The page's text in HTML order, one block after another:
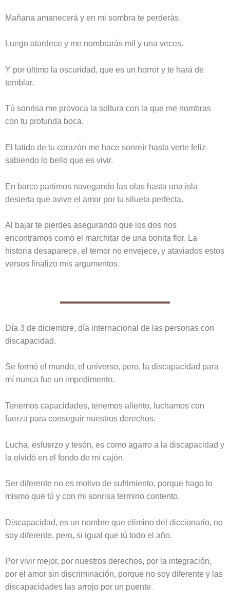
Mañana amanecerá y en mi sombra te perderás.
Luego atardece y me nombrarás mil y una veces.
Y por último la oscuridad, que es un horror y te hará de
temblar.
Tú sonrisa me provoca la soltura con la que me nombras
con tu profunda boca.
El latido de tu corazón me hace sonreír hasta verte feliz
sabiendo lo bello que es vivir.
En barco partimos navegando las olas hasta una isla
desierta que avive el amor por tu silueta perfecta.
Al bajar te pierdes asegurando que los dos nos
encontramos como el marchitar de una bonita flor. La
historia desaparece, el temor no envejece, y ataviados estos
versos finalizo mis argumentos.
Día 3 de diciembre, día internacional de las personas con
discapacidad.
Se formó el mundo, el universo, pero, la discapacidad para
mí nunca fue un impedimento.
Tenemos capacidades, tenemos aliento, luchamos con
fuerza para conseguir nuestros derechos.
Lucha, esfuerzo y tesón, es como agarro a la discapacidad y
la olvidó en el fondo de mí cajón.
Ser diferente no es motivo de sufrimiento, porque hago lo
mismo que tú y con mi sonrisa termino contento.
Discapacidad, es un nombre que elimino del diccionario, no
soy diferente, pero, si igual que tú todo el año.
Por vivir mejor, por nuestros derechos, por la integración,
por el amor sin discriminación, porque no soy diferente y las
discapacidades las arrojo por un puente.